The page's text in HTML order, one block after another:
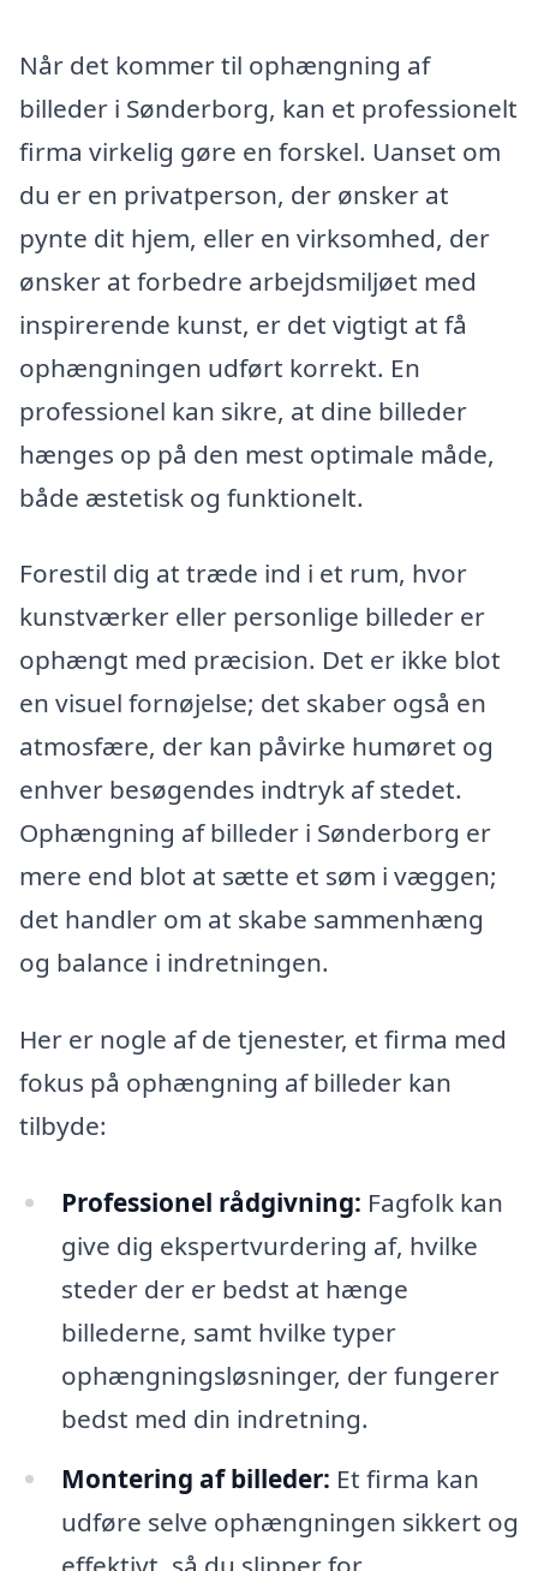
Når det kommer til ophængning af
billeder i Sønderborg, kan et professionelt
firma virkelig gøre en forskel. Uanset om
du er en privatperson, der ønsker at
pynte dit hjem, eller en virksomhed, der
ønsker at forbedre arbejdsmiljøet med
inspirerende kunst, er det vigtigt at få
ophængningen udført korrekt. En
professionel kan sikre, at dine billeder
hænges op på den mest optimale måde,
både æstetisk og funktionelt.
Forestil dig at træde ind i et rum, hvor
kunstværker eller personlige billeder er
ophængt med præcision. Det er ikke blot
en visuel fornøjelse; det skaber også en
atmosfære, der kan påvirke humøret og
enhver besøgendes indtryk af stedet.
Ophængning af billeder i Sønderborg er
mere end blot at sætte et søm i væggen;
det handler om at skabe sammenhæng
og balance i indretningen.
Her er nogle af de tjenester, et firma med
fokus på ophængning af billeder kan
tilbyde:
Professionel rådgivning: Fagfolk kan
give dig ekspertvurdering af, hvilke
steder der er bedst at hænge
billederne, samt hvilke typer
ophængningsløsninger, der fungerer
bedst med din indretning.
Montering af billeder: Et firma kan
udføre selve ophængningen sikkert og